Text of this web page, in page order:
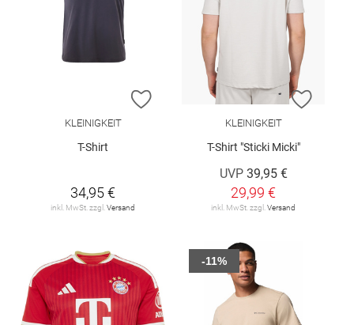
ZUR WUNSCHLISTE HINZUFÜGEN
KLEINIGKEIT
T-Shirt
34,95 €
inkl. MwSt. zzgl. Versand
ZUR
KLEINIGKEIT
T-Shirt "Sticki Micki"
UVP 39,95 €
29,99 €
inkl. MwSt. zzgl. Versand
-11%